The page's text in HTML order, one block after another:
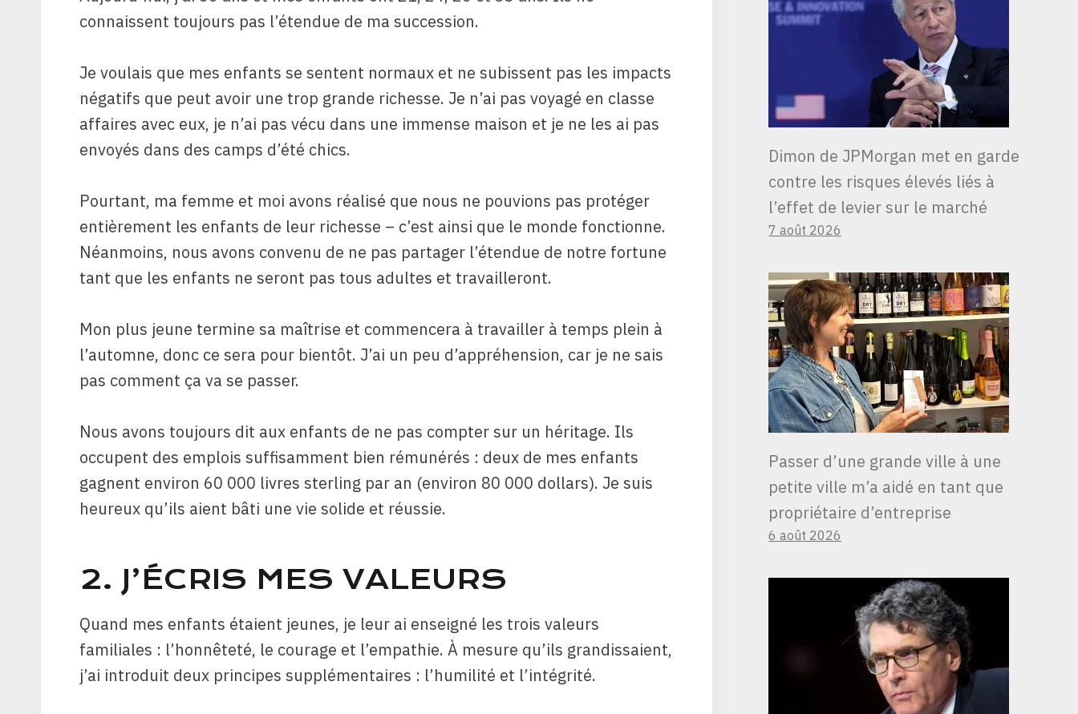
connaissent toujours pas l’étendue de ma succession.
Je voulais que mes enfants se sentent normaux et ne subissent pas les impacts
négatifs que peut avoir une trop grande richesse. Je n’ai pas voyagé en classe
affaires avec eux, je n’ai pas vécu dans une immense maison et je ne les ai pas
envoyés dans des camps d’été chics.
Pourtant, ma femme et moi avons réalisé que nous ne pouvions pas protéger
entièrement les enfants de leur richesse – c’est ainsi que le monde fonctionne.
Néanmoins, nous avons convenu de ne pas partager l’étendue de notre fortune
tant que les enfants ne seront pas tous adultes et travailleront.
Mon plus jeune termine sa maîtrise et commencera à travailler à temps plein à
l’automne, donc ce sera pour bientôt. J’ai un peu d’appréhension, car je ne sais
pas comment ça va se passer.
Nous avons toujours dit aux enfants de ne pas compter sur un héritage. Ils
occupent des emplois suffisamment bien rémunérés : deux de mes enfants
gagnent environ 60 000 livres sterling par an (environ 80 000 dollars). Je suis
heureux qu’ils aient bâti une vie solide et réussie.
2. J’ÉCRIS MES VALEURS
Quand mes enfants étaient jeunes, je leur ai enseigné les trois valeurs
familiales : l’honnêteté, le courage et l’empathie. À mesure qu’ils grandissaient,
j’ai introduit deux principes supplémentaires : l’humilité et l’intégrité.
Dimon de JPMorgan met en garde
contre les risques élevés liés à
l’effet de levier sur le marché
7 août 2026
Passer d’une grande ville à une
petite ville m’a aidé en tant que
propriétaire d’entreprise
6 août 2026